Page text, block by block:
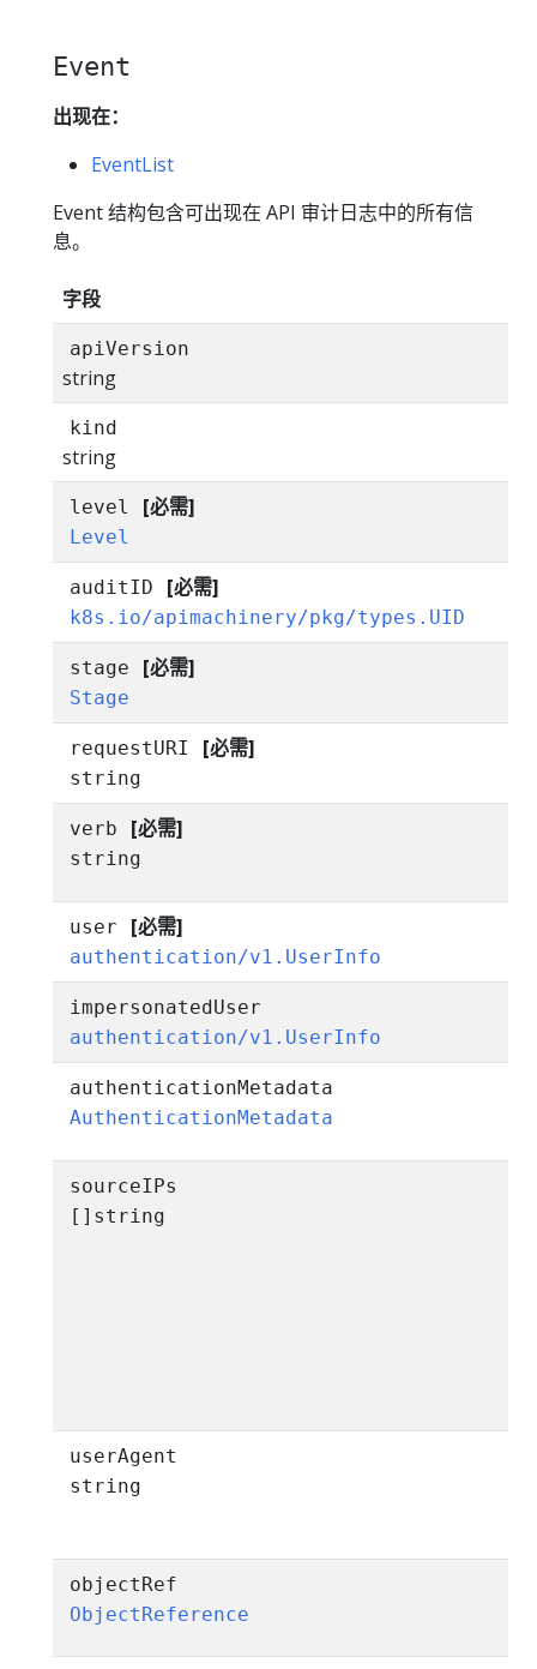
Event
出现在：
EventList
Event 结构包含可出现在 API 审计日志中的所有信
息。
字段
apiVersion
string
kind
string
level [必需]
Level
auditID [必需]
k8s.io/apimachinery/pkg/types.UID
stage [必需]
Stage
requestURI [必需]
string
verb [必需]
string
user [必需]
authentication/v1.UserInfo
impersonatedUser
authentication/v1.UserInfo
authenticationMetadata
AuthenticationMetadata
sourceIPs
[]string
userAgent
string
objectRef
ObjectReference